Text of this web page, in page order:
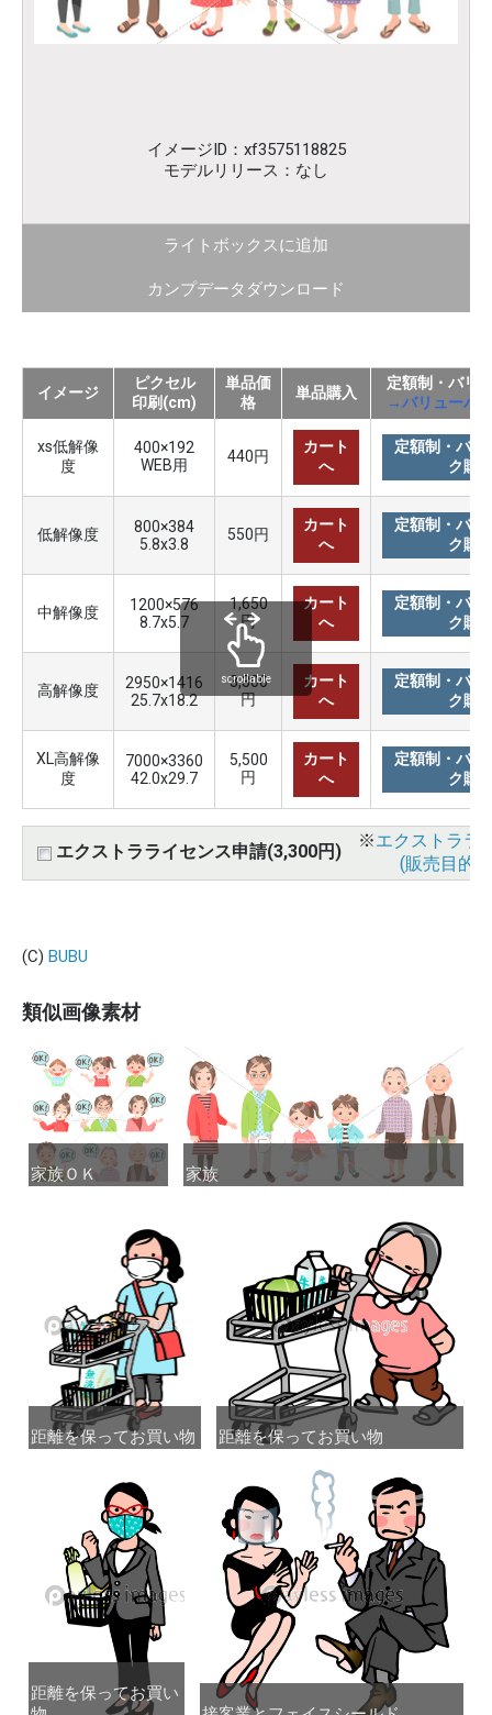
イメージID：xf3575118825
モデルリリース：なし
ライトボックスに追加
カンプデータダウンロード
イメージ
ピクセル
印刷(cm)
単品価
格
単品購入
定額制・バリ
→バリューパ
xs低解像
度
400×192
WEB用
440円
カート
へ
定額制・バリ
ク購
低解像度
800×384
5.8x3.8
550円
カート
へ
定額制・バリ
ク購
中解像度
1200×576
8.7x5.7
1,650
円
カート
へ
定額制・バリ
ク購
高解像度
2950×1416
25.7x18.2
3,300
円
カート
へ
定額制・バリ
ク購
XL高解像
度
7000×3360
42.0x29.7
5,500
円
カート
へ
定額制・バリ
ク購
エクストラライセンス申請(3,300円)
※エクストララ
(販売目的
scrollable
(C) BUBU
類似画像素材
家族ＯＫ
家族ＯＫ 家族
家族
距離を保ってお買い物
距離を保ってお買い物 距離を保ってお買い物
距離を保ってお買い物
距離を保ってお買い
距離を保ってお買い